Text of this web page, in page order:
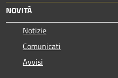
NOVITÀ
Notizie
Comunicati
Avvisi